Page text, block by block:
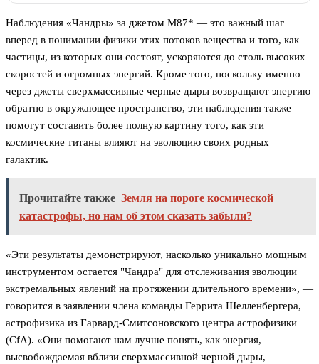
Наблюдения «Чандры» за джетом M87* — это важный шаг
вперед в понимании физики этих потоков вещества и того, как
частицы, из которых они состоят, ускоряются до столь высоких
скоростей и огромных энергий. Кроме того, поскольку именно
через джеты сверхмассивные черные дыры возвращают энергию
обратно в окружающее пространство, эти наблюдения также
помогут составить более полную картину того, как эти
космические титаны влияют на эволюцию своих родных
галактик.
Прочитайте также Земля на пороге космической
катастрофы, но нам об этом сказать забыли?
«Эти результаты демонстрируют, насколько уникально мощным
инструментом остается "Чандра" для отслеживания эволюции
экстремальных явлений на протяжении длительного времени», —
говорится в заявлении члена команды Геррита Шелленбергера,
астрофизика из Гарвард-Смитсоновского центра астрофизики
(CfA). «Они помогают нам лучше понять, как энергия,
высвобождаемая вблизи сверхмассивной черной дыры,